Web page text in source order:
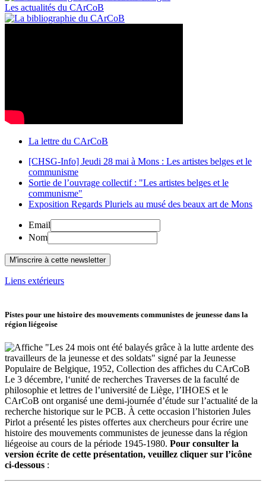
Les actualités du CArCoB
La lettre du CArCoB
[CHSG-Info] Jeudi 28 mai à Mons : Les artistes belges et le
communisme
Sortie de l’ouvrage collectif : "Les artistes belges et le
communisme"
Exposition Regards Pluriels au musé des beaux art de Mons
Email
Nom
Liens extérieurs
Pistes pour une histoire des mouvements communistes de jeunesse dans la
région liégeoise
Le 3 décembre, l‘unité de recherches Traverses de la faculté de
philosophie et lettres de l’université de Liège, l’IHOES et le
CArCoB ont organisé une demi-journée d’étude sur l’actualité de la
recherche historique sur le PCB. À cette occasion l’historien Jules
Pirlot a présenté les pistes offertes aux chercheurs pour écrire une
histoire des mouvements communistes de jeunesse dans la région
liégeoise au cours de la période 1945-1980. Pour consulter la
version écrite de cette présentation, veuillez cliquer sur l’icône
ci-dessous :